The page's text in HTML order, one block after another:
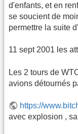
d'enfants, et en
se soucient de
permettre la suite
11 sept 2001 les
Les 2 tours de
avions détournés
https://
avec explosion ,